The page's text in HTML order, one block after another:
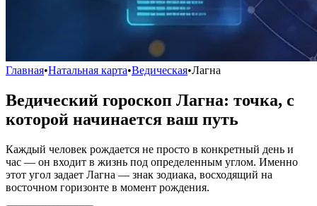
Главная•Натальная карта•Ведическая•Лагна
Ведический гороскоп Лагна: точка, с
которой начинается ваш путь
Каждый человек рождается не просто в конкретный день и
час — он входит в жизнь под определенным углом. Именно
этот угол задает Лагна — знак зодиака, восходящий на
восточном горизонте в момент рождения.